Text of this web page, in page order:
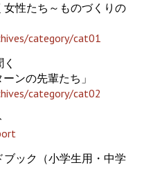
女性たち～ものづくりの
category/cat01
ンの先輩たち」
category/cat02
ブック（小学生用・中学